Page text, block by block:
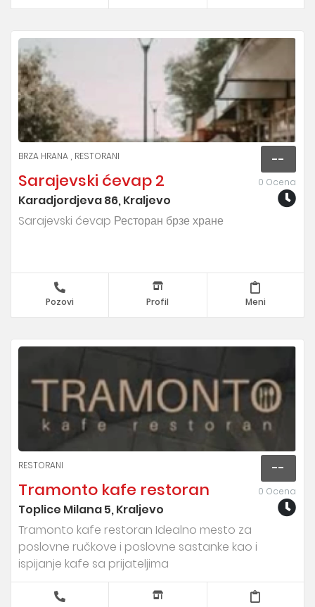
--
0 Ocena
BRZA HRANA RESTORANI
Sarajevski ćevap 2
Karadjordjeva 86, Kraljevo
Sarajevski ćevap Ресторан брзе хране
Pozovi Profil Meni
--
0 Ocena
RESTORANI
Tramonto kafe restoran
Toplice Milana 5, Kraljevo
Tramonto kafe restoran Idealno mesto za
poslovne ručkove i poslovne sastanke kao i
ispijanje kafe sa prijateljima